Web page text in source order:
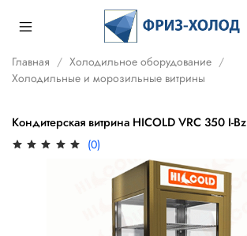
Главная
Холодильное оборудование
Холодильные и морозильные витрины
Кондитерская витрина HICOLD VRC 350 I-Bz
(0)